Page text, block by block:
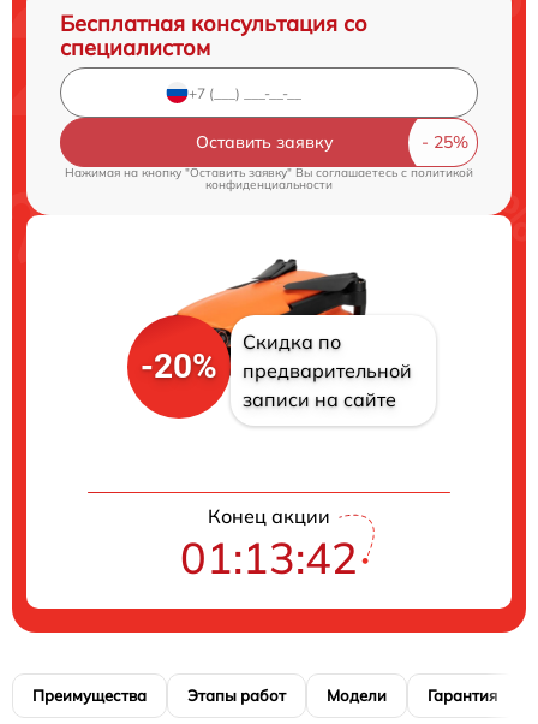
Бесплатная консультация со
специалистом
Оставить заявку
Нажимая на кнопку "Оставить заявку" Вы соглашаетесь c политикой
конфиденциальности
-20%
Скидка по
предварительной
записи на сайте
Конец акции
01:13:42
Преимущества Этапы работ Модели Гарантия